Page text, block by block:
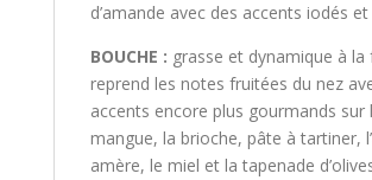
d’amande avec des accents iodés et
BOUCHE : grasse et dynamique à la
reprend les notes fruitées du nez
accents encore plus gourmands sur
mangue, la brioche, pâte à tartiner,
amère, le miel et la tapenade